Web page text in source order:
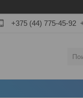
+375 (44) 775-45-92